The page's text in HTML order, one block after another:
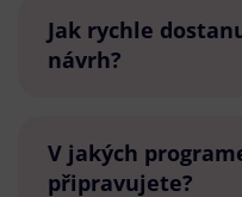
Jak rychle
návrh?
V jakých
připravujete?